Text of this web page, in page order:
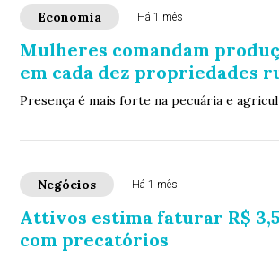
Economia Há 1 mês
Mulheres comandam
em cada dez propriedades
Presença é mais forte na pecuária e
Negócios Há 1 mês
Attivos estima faturar R$
com precatórios